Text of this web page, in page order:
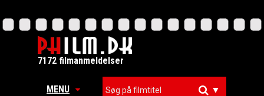
7172 filmanmeldelser
MENU ▼